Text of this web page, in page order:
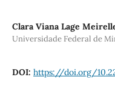
Clara Viana Lage
Universidade Federal de
DOI: https://doi.org/